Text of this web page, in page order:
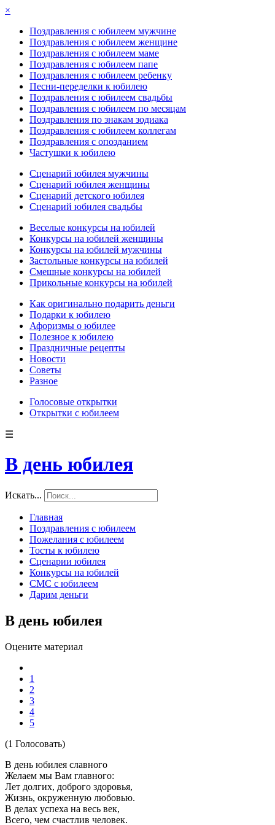
×
Поздравления с юбилеем мужчине
Поздравления с юбилеем женщине
Поздравления с юбилеем маме
Поздравления с юбилеем папе
Поздравления с юбилеем ребенку
Песни-переделки к юбилею
Поздравления с юбилеем свадьбы
Поздравления с юбилеем по месяцам
Поздравления по знакам зодиака
Поздравления с юбилеем коллегам
Поздравления с опозданием
Частушки к юбилею
Сценарий юбилея мужчины
Сценарий юбилея женщины
Сценарий детского юбилея
Сценарий юбилея свадьбы
Веселые конкурсы на юбилей
Конкурсы на юбилей женщины
Конкурсы на юбилей мужчины
Застольные конкурсы на юбилей
Смешные конкурсы на юбилей
Прикольные конкурсы на юбилей
Как оригинально подарить деньги
Подарки к юбилею
Афоризмы о юбилее
Полезное к юбилею
Праздничные рецепты
Новости
Советы
Разное
Голосовые открытки
Открытки с юбилеем
☰
В день юбилея
Искать...
Главная
Поздравления с юбилеем
Пожелания с юбилеем
Тосты к юбилею
Сценарии юбилея
Конкурсы на юбилей
СМС с юбилеем
Дарим деньги
В день юбилея
Оцените материал
1
2
3
4
5
(1 Голосовать)
В день юбилея славного
Желаем мы Вам главного:
Лет долгих, доброго здоровья,
Жизнь, окруженную любовью.
В делах успеха на весь век,
Всего, чем счастлив человек.